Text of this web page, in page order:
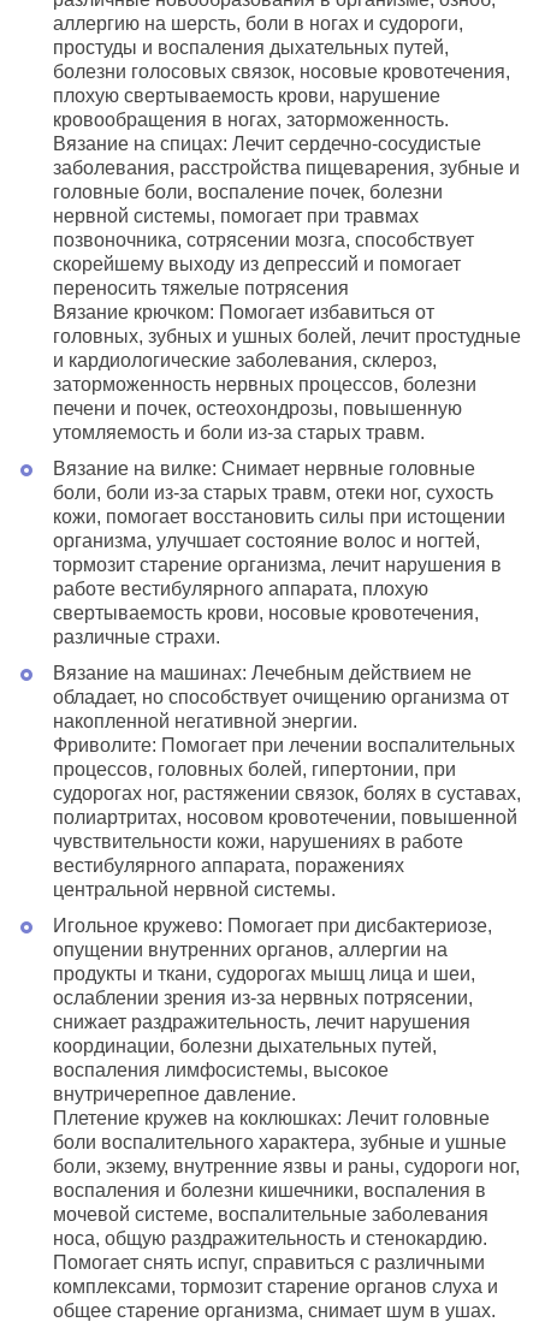
аллергию на шерсть, боли в ногах и судороги,
простуды и воспаления дыхательных путей,
болезни голосовых связок, носовые кровотечения,
плохую свертываемость крови, нарушение
кровообращения в ногах, заторможенность.
Вязание на спицах: Лечит сердечно-сосудистые
заболевания, расстройства пищеварения, зубные и
головные боли, воспаление почек, болезни
нервной системы, помогает при травмах
позвоночника, сотрясении мозга, способствует
скорейшему выходу из депрессий и помогает
переносить тяжелые потрясения
Вязание крючком: Помогает избавиться от
головных, зубных и ушных болей, лечит простудные
и кардиологические заболевания, склероз,
заторможенность нервных процессов, болезни
печени и почек, остеохондрозы, повышенную
утомляемость и боли из-за старых травм.
Вязание на вилке: Снимает нервные головные
боли, боли из-за старых травм, отеки ног, сухость
кожи, помогает восстановить силы при истощении
организма, улучшает состояние волос и ногтей,
тормозит старение организма, лечит нарушения в
работе вестибулярного аппарата, плохую
свертываемость крови, носовые кровотечения,
различные страхи.
Вязание на машинах: Лечебным действием не
обладает, но способствует очищению организма от
накопленной негативной энергии.
Фриволите: Помогает при лечении воспалительных
процессов, головных болей, гипертонии, при
судорогах ног, растяжении связок, болях в суставах,
полиартритах, носовом кровотечении, повышенной
чувствительности кожи, нарушениях в работе
вестибулярного аппарата, поражениях
центральной нервной системы.
Игольное кружево: Помогает при дисбактериозе,
опущении внутренних органов, аллергии на
продукты и ткани, судорогах мышц лица и шеи,
ослаблении зрения из-за нервных потрясении,
снижает раздражительность, лечит нарушения
координации, болезни дыхательных путей,
воспаления лимфосистемы, высокое
внутричерепное давление.
Плетение кружев на коклюшках: Лечит головные
боли воспалительного характера, зубные и ушные
боли, экзему, внутренние язвы и раны, судороги ног,
воспаления и болезни кишечники, воспаления в
мочевой системе, воспалительные заболевания
носа, общую раздражительность и стенокардию.
Помогает снять испуг, справиться с различными
комплексами, тормозит старение органов слуха и
общее старение организма, снимает шум в ушах.